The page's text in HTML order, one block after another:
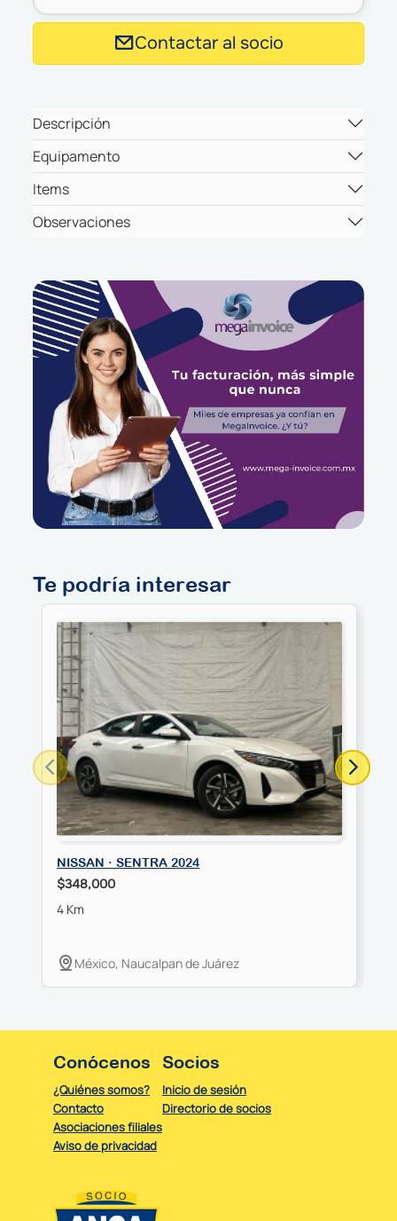
Contactar al socio
Descripción
Equipamento
Items
Observaciones
Te podría interesar
NISSAN · SENTRA 2024
$348,000
4 Km
México, Naucalpan de Juárez
Conócenos
¿Quiénes somos?
Contacto
Asociaciones filiales
Aviso de privacidad
Socios
Inicio de sesión
Directorio de socios